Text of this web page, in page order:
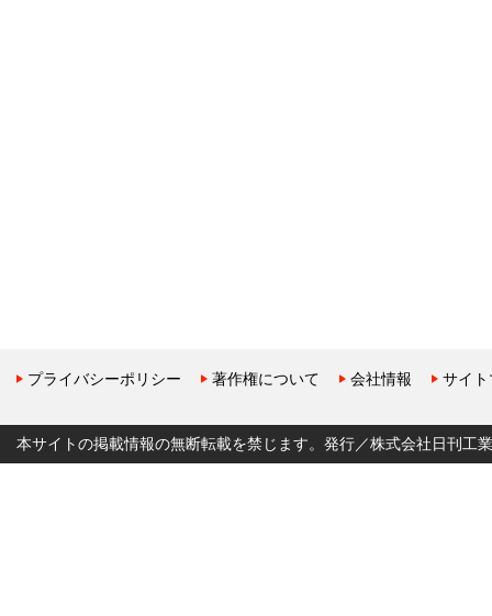
プライバシーポリシー 著作権について 会社情報 サイ
本サイトの掲載情報の無断転載を禁じます。発行／株式会社日刊